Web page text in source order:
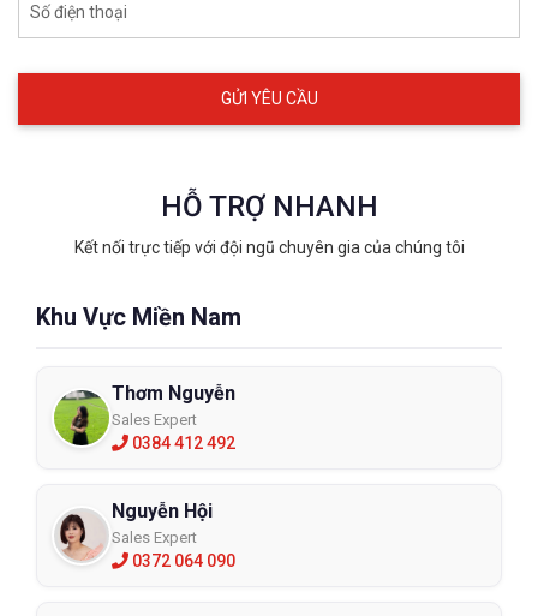
Số điện thoại
HỖ TRỢ NHANH
Kết nối trực tiếp với đội ngũ chuyên gia của chúng tôi
Khu Vực Miền Nam
Thơm Nguyễn
Sales Expert
0384 412 492
Nguyễn Hội
Sales Expert
0372 064 090